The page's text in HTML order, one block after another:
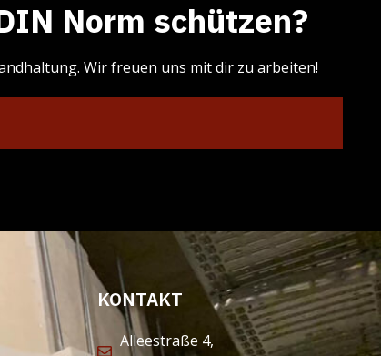
Norm schützen?
Wir freuen uns mit dir zu arbeiten!
KONTAKT
Alleestraße 4,